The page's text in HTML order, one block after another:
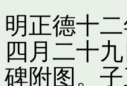
明正德十
四月二十
碑附图。子